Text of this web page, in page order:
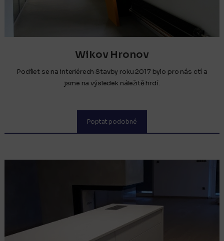
Wikov Hronov
Podílet se na interiérech Stavby roku 2017 bylo pro nás ctí a
jsme na výsledek náležitě hrdí.
Poptat podobné